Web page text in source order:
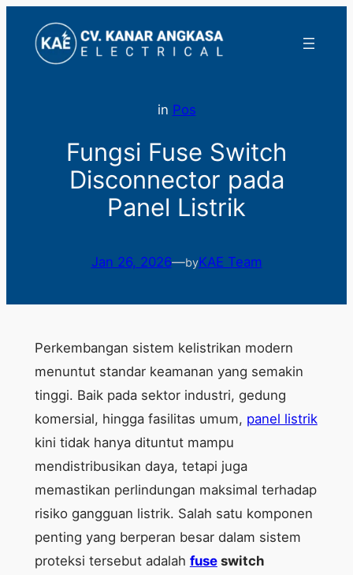
konten
in Pos
Fungsi Fuse Switch
Disconnector pada
Panel Listrik
Jan 26, 2026—byKAE Team
Perkembangan sistem kelistrikan modern
menuntut standar keamanan yang semakin
tinggi. Baik pada sektor industri, gedung
komersial, hingga fasilitas umum, panel listrik
kini tidak hanya dituntut mampu
mendistribusikan daya, tetapi juga
memastikan perlindungan maksimal terhadap
risiko gangguan listrik. Salah satu komponen
penting yang berperan besar dalam sistem
proteksi tersebut adalah fuseswitch